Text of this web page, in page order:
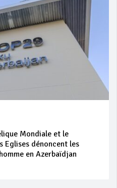
Mondiale et le
Eglises dénoncent les
en Azerbaïdjan